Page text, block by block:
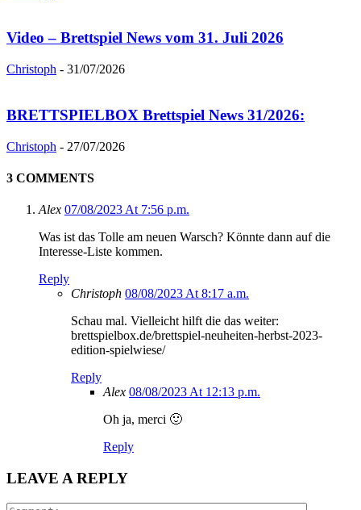
Video – Brettspiel News vom 31. Juli 2026
Christoph - 31/07/2026
BRETTSPIELBOX Brettspiel News 31/2026:
Christoph - 27/07/2026
3 COMMENTS
Alex 07/08/2023 At 7:56 p.m.
Was ist das Tolle am neuen Warsch? Könnte dann auf die
Interesse-Liste kommen.
Reply
Christoph 08/08/2023 At 8:17 a.m.
Schau mal. Vielleicht hilft die das weiter:
brettspielbox.de/brettspiel-neuheiten-herbst-2023-
edition-spielwiese/
Reply
Alex 08/08/2023 At 12:13 p.m.
Oh ja, merci 🙂
Reply
LEAVE A REPLY